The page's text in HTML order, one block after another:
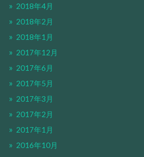
2018年4月
2018年2月
2018年1月
2017年12月
2017年6月
2017年5月
2017年3月
2017年2月
2017年1月
2016年10月